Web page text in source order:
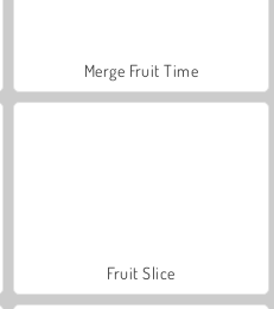
Merge Fruit Time
Fruit Slice